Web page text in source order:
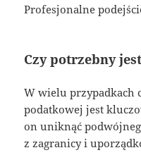
Profesjonalne
Czy potrzebny
W wielu przypadkach
podatkowej jest
on uniknąć
z zagranicy i